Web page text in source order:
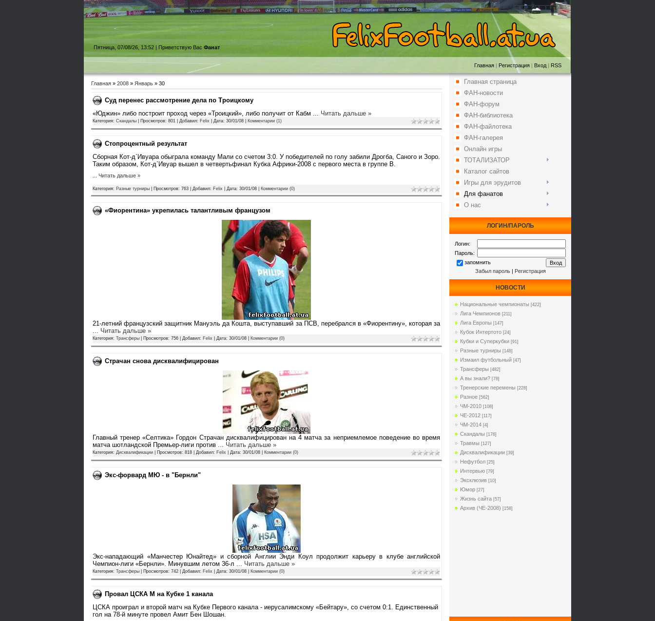
Пятница, 07/08/26, 13:52 | Приветствую Вас Фанат
Главная | Регистрация | Вход | RSS
Главная » 2008 » Январь » 30
Суд перенес рассмотрение дела по Троицкому
«Юджин» либо построит проход через «Троицкий», либо получит от Кабм
Читать дальше »
Категория: Cкандалы | Просмотров: 801 | Добавил: Felix | Дата: 30/01/08 Комментарии (1)
Стопроцентный результат
Сборная Кот-д`Ивуара обыграла команду Мали со счетом 3:0. У победителей по голу забили Дрогба, Саного и Зоро.
Таким образом, Кот-д`Ивуар вышел в четвертьфинал Кубка Африки-2008 с первого места в группе B.
Читать дальше »
Категория: Разные турниры | Просмотров: 763 | Добавил: Felix | Дата: 30/01/08 Комментарии (0)
«Фиорентина» укрепилась талантливым французом
21-летний французский защитник Мануэль да Кошта, выступавший за ПСВ, перебрался в «Фиорентину», которая за
Читать дальше »
Категория: Трансферы | Просмотров: 756 | Добавил: Felix | Дата: 30/01/08 Комментарии (0)
Страчан снова дисквалифицирован
Главный тренер «Селтика» Гордон Страчан дисквалифицирован на 4 матча за неприемлемое поведение во время
матча шотландской Премьер-лиги против
Читать дальше »
Категория: Дисквалификации | Просмотров: 818 | Добавил: Felix | Дата: 30/01/08 Комментарии (0)
Экс-форвард МЮ - в "Бернли"
Экс-нападающий «Манчестер Юнайтед» и сборной Англии Энди Коул продолжит карьеру в клубе английской
Чемпион-лиги «Бернли». Минувшим летом 36-л
Читать дальше »
Категория: Трансферы | Просмотров: 742 | Добавил: Felix | Дата: 30/01/08 Комментарии (0)
Провал ЦСКА М на Кубке 1 канала
ЦСКА проиграл и второй матч на Кубке Первого канала - иерусалимскому «Бейтару», со счетом 0:1. Единственный
гол на 78-й минуте провел Амит Бен Шошан.
Главная страница
ФАН-новости
ФАН-форум
ФАН-библиотека
ФАН-файлотека
ФАН-галерея
Онлайн игры
ТОТАЛИЗАТОР
Каталог сайтов
Игры для эрудитов
Для фанатов
О нас
ЛОГИН/ПАРОЛЬ
Логин:
Пароль:
запомнить
Забыл пароль| Регистрация
НОВОСТИ
Национальные чемпионаты [422]
Лига Чемпионов [211]
Лига Европы [147]
Кубок Интертото [24]
Кубки и Суперкубки [91]
Разные турниры [148]
Измаил футбольный [47]
Трансферы [482]
А вы знали? [78]
Тренерские перемены [228]
Разное [562]
ЧМ-2010 [108]
ЧЕ-2012 [117]
ЧМ-2014 [4]
Cкандалы [176]
Травмы [127]
Дисквалификации [39]
Нефутбол [25]
Интервью [79]
Эксклюзив [10]
Юмор [27]
Жизнь сайта [57]
Архив (ЧЕ-2008) [158]